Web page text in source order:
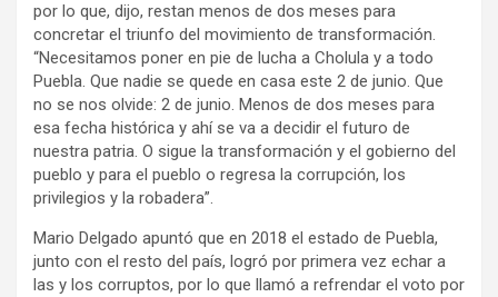
por lo que, dijo, restan menos de dos meses para
concretar el triunfo del movimiento de transformación.
“Necesitamos poner en pie de lucha a Cholula y a todo
Puebla. Que nadie se quede en casa este 2 de junio. Que
no se nos olvide: 2 de junio. Menos de dos meses para
esa fecha histórica y ahí se va a decidir el futuro de
nuestra patria. O sigue la transformación y el gobierno del
pueblo y para el pueblo o regresa la corrupción, los
privilegios y la robadera”.
Mario Delgado apuntó que en 2018 el estado de Puebla,
junto con el resto del país, logró por primera vez echar a
las y los corruptos, por lo que llamó a refrendar el voto por